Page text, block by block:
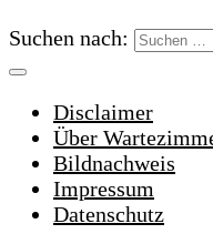
Suchen nach:
Disclaimer
Über
Bildnachweis
Impressum
Datenschutz